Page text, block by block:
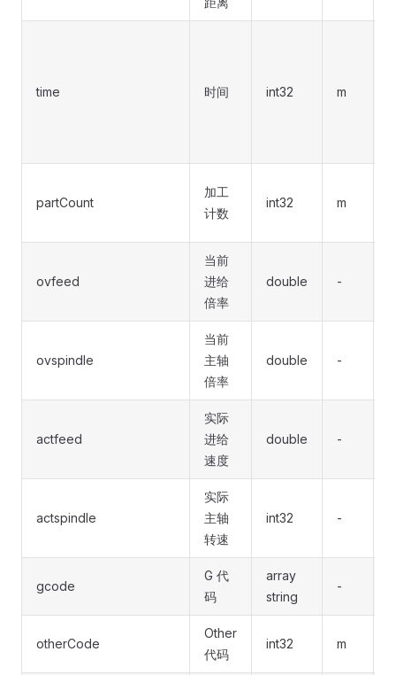
time 时间 int32 m
partCount
加工
计数
int32 m
ovfeed
当前
进给
倍率
double -
ovspindle
当前
主轴
倍率
double -
actfeed
实际
进给
速度
double -
actspindle
实际
主轴
转速
int32 -
gcode
G 代
码
array
string
-
otherCode
Other
代码
int32 m